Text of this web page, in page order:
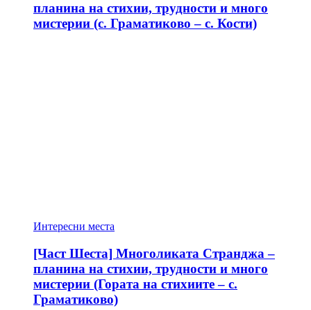
планина на стихии, трудности и много
мистерии (с. Граматиково – с. Кости)
Интересни места
[Част Шеста] Многоликата Странджа –
планина на стихии, трудности и много
мистерии (Гората на стихиите – с.
Граматиково)